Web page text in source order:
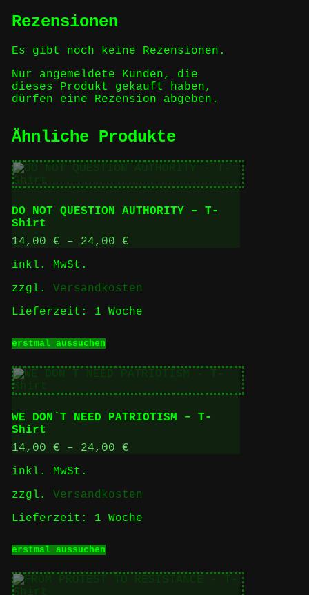
Rezensionen
Es gibt noch keine Rezensionen.
Nur angemeldete Kunden, die
dieses Produkt gekauft haben,
dürfen eine Rezension abgeben.
Ähnliche Produkte
DO NOT QUESTION AUTHORITY – T-
Shirt
14,00 € – 24,00 €
inkl. MwSt.
zzgl. Versandkosten
Lieferzeit: 1 Woche
erstmal aussuchenProdukt
mehrere
auf.
Optionen
auf
werden
WE DON´T NEED PATRIOTISM – T-
Shirt
14,00 € – 24,00 €
inkl. MwSt.
zzgl. Versandkosten
Lieferzeit: 1 Woche
erstmal aussuchenProdukt
mehrere